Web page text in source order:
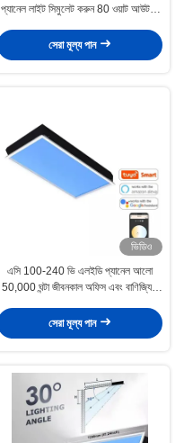
প্যানেল লাইট সিমুলেট করুন 80 ওয়াট আউটপুট
সেরা মূল্য পান
ভিডিও
এসি 100-240 ভি এলইডি প্যানেল আলো
50,000 ঘন্টা জীবনকাল অফিস এবং বাণিজ্যিক
সেরা মূল্য পান